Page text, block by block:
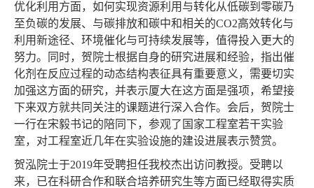
优化利用方面，如何实现资源利用与转化从低碳到零碳乃
至负碳的发展、与碳排放和碳中和相关的CO2高效转化与
利用新途径、环境催化与可持续发展等，值得投入更大的
努力。同时，贺院士根据自身的研究进展和经验，指出催
化剂在反应过程的动态结构表征具有重要意义，需要切实
加强这方面的研究，并表示厦大在这方面是强项，希望接
下来双方就共同关注的课题进行深入合作。会后，贺院士
一行在宋毅书记的陪同下，参观了国家工程室若干实验
室，对工程室近几年在实验设施的建设进展表示赞赏。
贺泓院士于2019年受聘担任我校杰出访问教授。受聘以
来，已在科研合作和联合培养研究生等方面已经取得实质